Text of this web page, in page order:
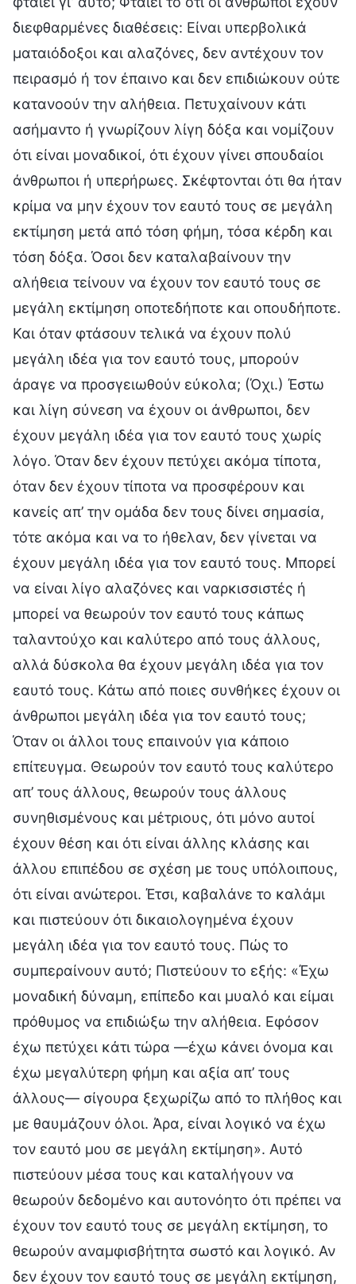
διεφθαρμένες διαθέσεις: Είναι υπερβολικά
ματαιόδοξοι και αλαζόνες, δεν αντέχουν τον
πειρασμό ή τον έπαινο και δεν επιδιώκουν ούτε
κατανοούν την αλήθεια. Πετυχαίνουν κάτι
ασήμαντο ή γνωρίζουν λίγη δόξα και νομίζουν
ότι είναι μοναδικοί, ότι έχουν γίνει σπουδαίοι
άνθρωποι ή υπερήρωες. Σκέφτονται ότι θα ήταν
κρίμα να μην έχουν τον εαυτό τους σε μεγάλη
εκτίμηση μετά από τόση φήμη, τόσα κέρδη και
τόση δόξα. Όσοι δεν καταλαβαίνουν την
αλήθεια τείνουν να έχουν τον εαυτό τους σε
μεγάλη εκτίμηση οποτεδήποτε και οπουδήποτε.
Και όταν φτάσουν τελικά να έχουν πολύ
μεγάλη ιδέα για τον εαυτό τους, μπορούν
άραγε να προσγειωθούν εύκολα; (Όχι.) Έστω
και λίγη σύνεση να έχουν οι άνθρωποι, δεν
έχουν μεγάλη ιδέα για τον εαυτό τους χωρίς
λόγο. Όταν δεν έχουν πετύχει ακόμα τίποτα,
όταν δεν έχουν τίποτα να προσφέρουν και
κανείς απ’ την ομάδα δεν τους δίνει σημασία,
τότε ακόμα και να το ήθελαν, δεν γίνεται να
έχουν μεγάλη ιδέα για τον εαυτό τους. Μπορεί
να είναι λίγο αλαζόνες και ναρκισσιστές ή
μπορεί να θεωρούν τον εαυτό τους κάπως
ταλαντούχο και καλύτερο από τους άλλους,
αλλά δύσκολα θα έχουν μεγάλη ιδέα για τον
εαυτό τους. Κάτω από ποιες συνθήκες έχουν οι
άνθρωποι μεγάλη ιδέα για τον εαυτό τους;
Όταν οι άλλοι τους επαινούν για κάποιο
επίτευγμα. Θεωρούν τον εαυτό τους καλύτερο
απ’ τους άλλους, θεωρούν τους άλλους
συνηθισμένους και μέτριους, ότι μόνο αυτοί
έχουν θέση και ότι είναι άλλης κλάσης και
άλλου επιπέδου σε σχέση με τους υπόλοιπους,
ότι είναι ανώτεροι. Έτσι, καβαλάνε το καλάμι
και πιστεύουν ότι δικαιολογημένα έχουν
μεγάλη ιδέα για τον εαυτό τους. Πώς το
συμπεραίνουν αυτό; Πιστεύουν το εξής: «Έχω
μοναδική δύναμη, επίπεδο και μυαλό και είμαι
πρόθυμος να επιδιώξω την αλήθεια. Εφόσον
έχω πετύχει κάτι τώρα —έχω κάνει όνομα και
έχω μεγαλύτερη φήμη και αξία απ’ τους
άλλους— σίγουρα ξεχωρίζω από το πλήθος και
με θαυμάζουν όλοι. Άρα, είναι λογικό να έχω
τον εαυτό μου σε μεγάλη εκτίμηση». Αυτό
πιστεύουν μέσα τους και καταλήγουν να
θεωρούν δεδομένο και αυτονόητο ότι πρέπει να
έχουν τον εαυτό τους σε μεγάλη εκτίμηση, το
θεωρούν αναμφισβήτητα σωστό και λογικό. Αν
δεν έχουν τον εαυτό τους σε μεγάλη εκτίμηση,